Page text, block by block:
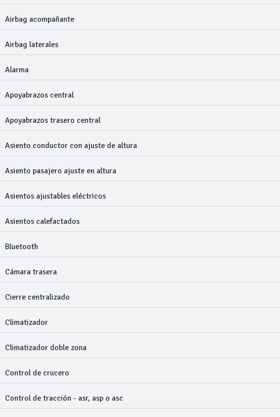
Airbag acompañante
Airbag laterales
Alarma
Apoyabrazos central
Apoyabrazos trasero central
Asiento conductor con ajuste de altura
Asiento pasajero ajuste en altura
Asientos ajustables eléctricos
Asientos calefactados
Bluetooth
Cámara trasera
Cierre centralizado
Climatizador
Climatizador doble zona
Control de crucero
Control de tracción - asr, asp o asc